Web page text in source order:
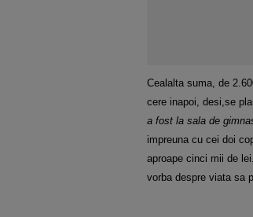
Cealalta suma, de
cere inapoi, desi,se
a fost la sala de
impreuna cu cei doi
aproape cinci mii de
vorba despre viata sa